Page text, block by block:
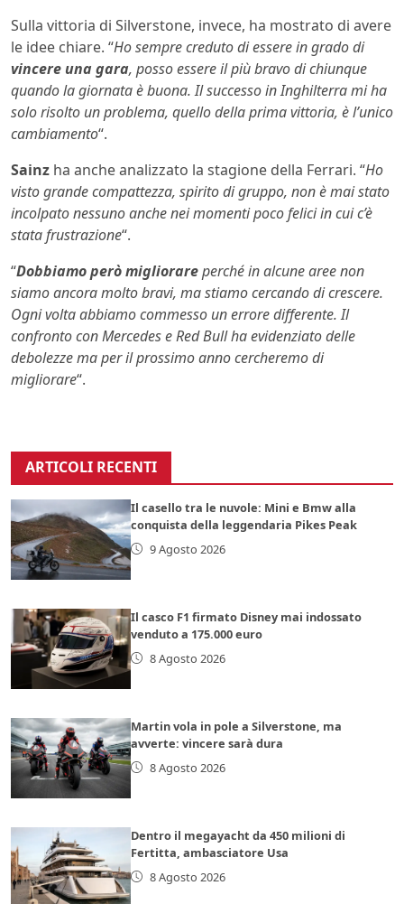
Sulla vittoria di Silverstone, invece, ha mostrato di avere
le idee chiare. “Ho sempre creduto di essere in grado di
vincere una gara, posso essere il più bravo di chiunque
quando la giornata è buona. Il successo in Inghilterra mi ha
solo risolto un problema, quello della prima vittoria, è l’unico
cambiamento“.
Sainz ha anche analizzato la stagione della Ferrari. “Ho
visto grande compattezza, spirito di gruppo, non è mai stato
incolpato nessuno anche nei momenti poco felici in cui c’è
stata frustrazione“.
“Dobbiamo però migliorareperché in alcune aree non
siamo ancora molto bravi, ma stiamo cercando di crescere.
Ogni volta abbiamo commesso un errore differente. Il
confronto con Mercedes e Red Bull ha evidenziato delle
debolezze ma per il prossimo anno cercheremo di
migliorare“.
ARTICOLI RECENTI
Il casello tra le nuvole: Mini e Bmw alla
conquista della leggendaria Pikes Peak
9 Agosto 2026
Il casco F1 firmato Disney mai indossato
venduto a 175.000 euro
8 Agosto 2026
Martin vola in pole a Silverstone, ma
avverte: vincere sarà dura
8 Agosto 2026
Dentro il megayacht da 450 milioni di
Fertitta, ambasciatore Usa
8 Agosto 2026